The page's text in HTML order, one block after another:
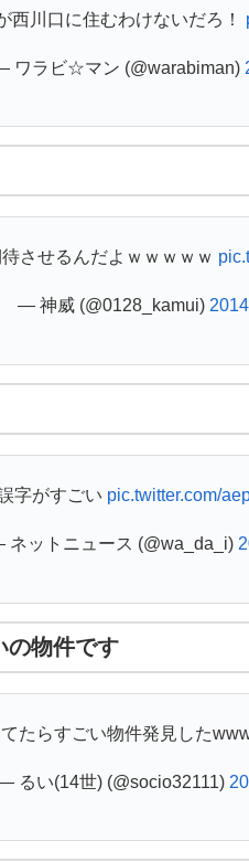
西川口に住むわけないだろ！
ワラビ☆マン (@warabiman)
させるんだよｗｗｗｗｗ
— 神威 (@0128_kamui)
字がすごい pic.twitter.com/
ネットニュース (@wa_da_i)
の物件です
たらすごい物件発見した
るい(14世) (@socio32111)